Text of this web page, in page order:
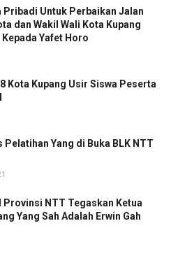
Pribadi Untuk Perbaikan Jalan
dan Wakil Wali Kota Kupang
Yafet Horo
Kota Kupang Usir Siswa Peserta
Pelatihan Yang di Buka BLK NTT
Provinsi NTT Tegaskan Ketua
Yang Sah Adalah Erwin Gah